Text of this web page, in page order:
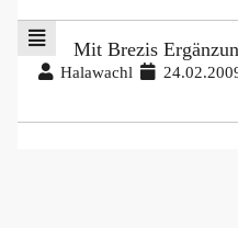
Mit Brezis
Halawachl